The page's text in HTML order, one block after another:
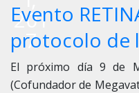
201
7
Evento
protocolo de
El próximo día 9 de
(Cofundador de